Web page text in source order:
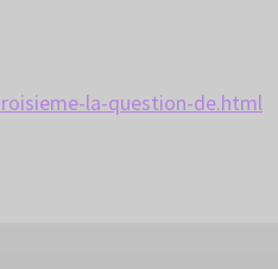
la-question-de.html